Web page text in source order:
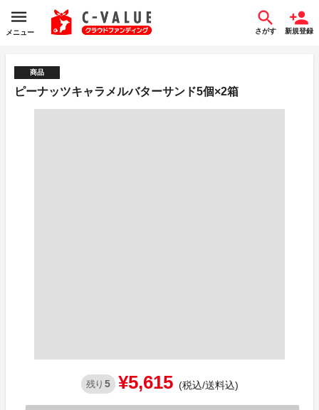
メニュー さがす 新規登録
商品
ピーナッツキャラメルバターサンド5個×2箱
残り 5 ¥5,615 (税込/送料込)